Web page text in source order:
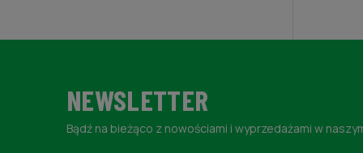
NEWSLETTER
Bądź na bieżąco z nowościami i wyprzedażami w